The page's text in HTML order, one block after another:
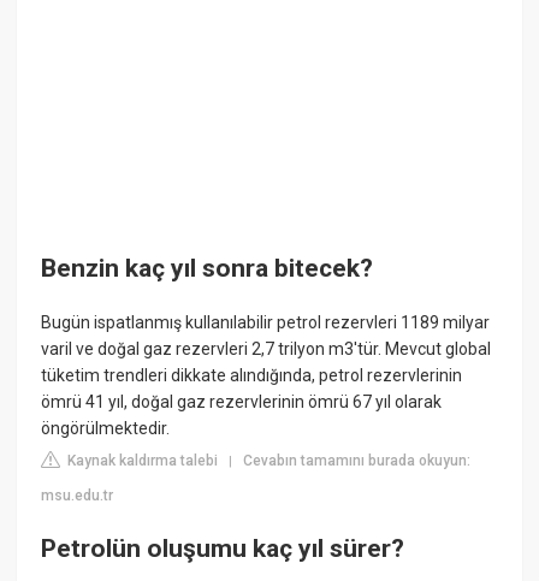
Benzin kaç yıl sonra bitecek?
Bugün ispatlanmış kullanılabilir petrol rezervleri 1189 milyar
varil ve doğal gaz rezervleri 2,7 trilyon m3'tür. Mevcut global
tüketim trendleri dikkate alındığında, petrol rezervlerinin
ömrü 41 yıl, doğal gaz rezervlerinin ömrü 67 yıl olarak
öngörülmektedir.
Kaynak kaldırma talebi |Cevabın tamamını burada okuyun:
msu.edu.tr
Petrolün oluşumu kaç yıl sürer?